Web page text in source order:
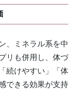
、ミネラル系を中
リも併用し、体づ
続けやすい」「体
できる効果が支持